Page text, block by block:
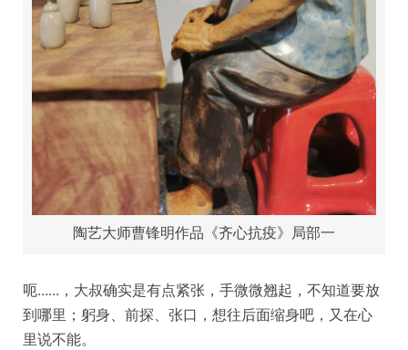
陶艺大师曹锋明作品《齐心抗疫》局部一
呃......，大叔确实是有点紧张，手微微翘起，不知道要放
到哪里；躬身、前探、张口，想往后面缩身吧，又在心
里说不能。